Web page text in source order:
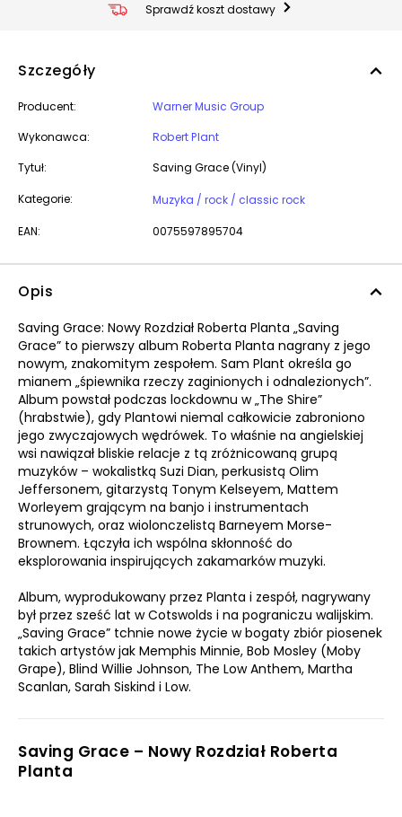
Sprawdź koszt dostawy
Szczegóły
Producent:
Warner Music Group
Wykonawca:
Robert Plant
Tytuł:
Saving Grace (Vinyl)
Kategorie: Muzyka / rock / classic rock
EAN: 0075597895704
Opis
Saving Grace: Nowy Rozdział Roberta Planta „Saving
Grace” to pierwszy album Roberta Planta nagrany z jego
nowym, znakomitym zespołem. Sam Plant określa go
mianem „śpiewnika rzeczy zaginionych i odnalezionych”.
Album powstał podczas lockdownu w „The Shire”
(hrabstwie), gdy Plantowi niemal całkowicie zabroniono
jego zwyczajowych wędrówek. To właśnie na angielskiej
wsi nawiązał bliskie relacje z tą zróżnicowaną grupą
muzyków – wokalistką Suzi Dian, perkusistą Olim
Jeffersonem, gitarzystą Tonym Kelseyem, Mattem
Worleyem grającym na banjo i instrumentach
strunowych, oraz wiolonczelistą Barneyem Morse-
Brownem. Łączyła ich wspólna skłonność do
eksplorowania inspirujących zakamarków muzyki.
Album, wyprodukowany przez Planta i zespół, nagrywany
był przez sześć lat w Cotswolds i na pograniczu walijskim.
„Saving Grace” tchnie nowe życie w bogaty zbiór piosenek
takich artystów jak Memphis Minnie, Bob Mosley (Moby
Grape), Blind Willie Johnson, The Low Anthem, Martha
Scanlan, Sarah Siskind i Low.
Saving Grace – Nowy Rozdział Roberta
Planta